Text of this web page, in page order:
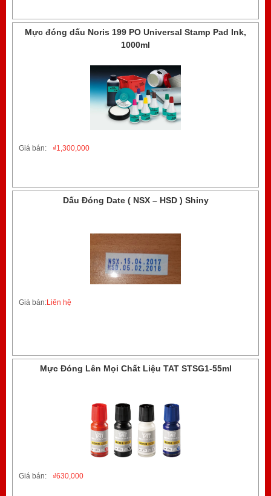
Mực đóng dấu Noris 199 PO Universal Stamp Pad Ink,
1000ml
Giá bán: 1,300,000
₫
Dấu Đóng Date ( NSX – HSD ) Shiny
Giá bán:Liên hệ
Mực Đóng Lên Mọi Chất Liệu TAT STSG1-55ml
Giá bán: 630,000
₫